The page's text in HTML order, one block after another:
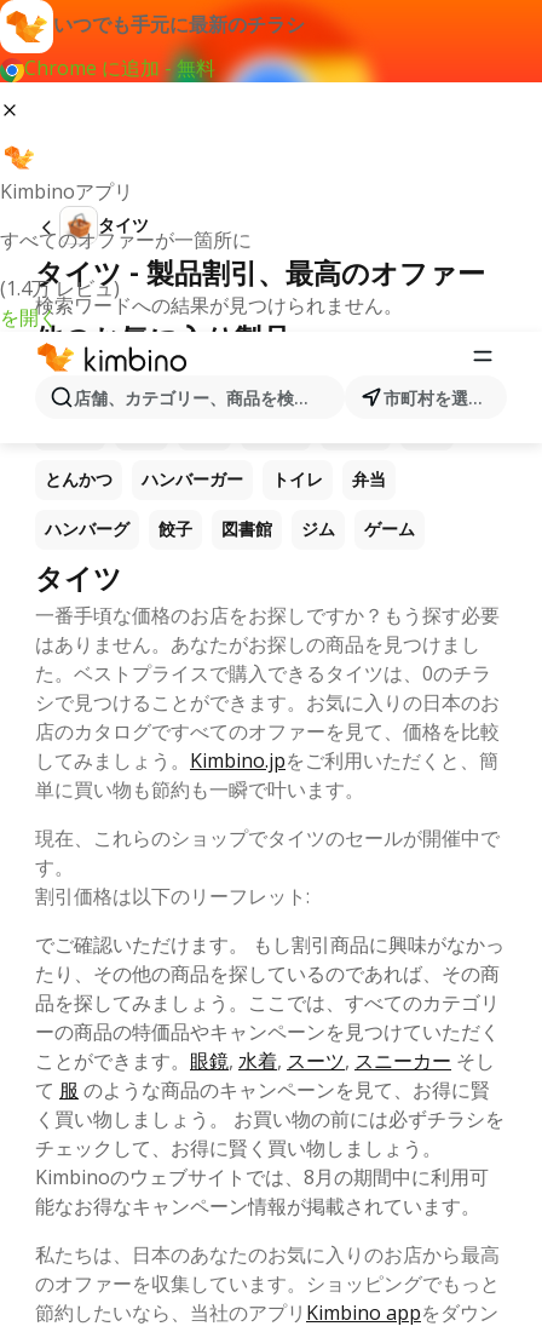
いつでも手元に最新のチラシ
Chrome に追加 - 無料
Kimbinoアプリ
すべてのオファーが一箇所に
(1.4万 レビュ)
を開く
店舗、カテゴリー、商品を検索... 市町村を選択します
タイツ
タイツ - 製品割引、最高のオファー
検索ワードへの結果が見つけられません。
他のお気に入り製品
とんかつ ハンバーガー トイレ 弁当
ハンバーグ 餃子 図書館 ジム ゲーム
タイツ
一番手頃な価格のお店をお探しですか？もう探す必要
はありません。あなたがお探しの商品を見つけまし
た。ベストプライスで購入できるタイツは、0のチラ
シで見つけることができます。お気に入りの日本のお
店のカタログですべてのオファーを見て、価格を比較
してみましょう。 Kimbino.jpをご利用いただくと、簡
単に買い物も節約も一瞬で叶います。
現在、これらのショップでタイツのセールが開催中で
す。
割引価格は以下のリーフレット:
でご確認いただけます。 もし割引商品に興味がなかっ
たり、その他の商品を探しているのであれば、その商
品を探してみましょう。ここでは、すべてのカテゴリ
ーの商品の特価品やキャンペーンを見つけていただく
ことができます。 眼鏡, 水着, スーツ, スニーカー そし
て 服 のような商品のキャンペーンを見て、お得に賢
く買い物しましょう。 お買い物の前には必ずチラシを
チェックして、お得に賢く買い物しましょう。
Kimbinoのウェブサイトでは、8月の期間中に利用可
能なお得なキャンペーン情報が掲載されています。
私たちは、日本のあなたのお気に入りのお店から最高
のオファーを収集しています。ショッピングでもっと
節約したいなら、当社のアプリ Kimbino appをダウン